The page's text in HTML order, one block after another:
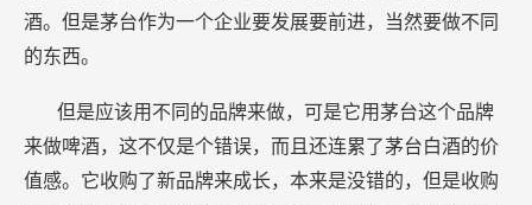
酒。但是茅台作为一个企业要发展要前进，当然要做不同
的东西。
但是应该用不同的品牌来做，可是它用茅台这个品牌
来做啤酒，这不仅是个错误，而且还连累了茅台白酒的价
值感。它收购了新品牌来成长，本来是没错的，但是收购